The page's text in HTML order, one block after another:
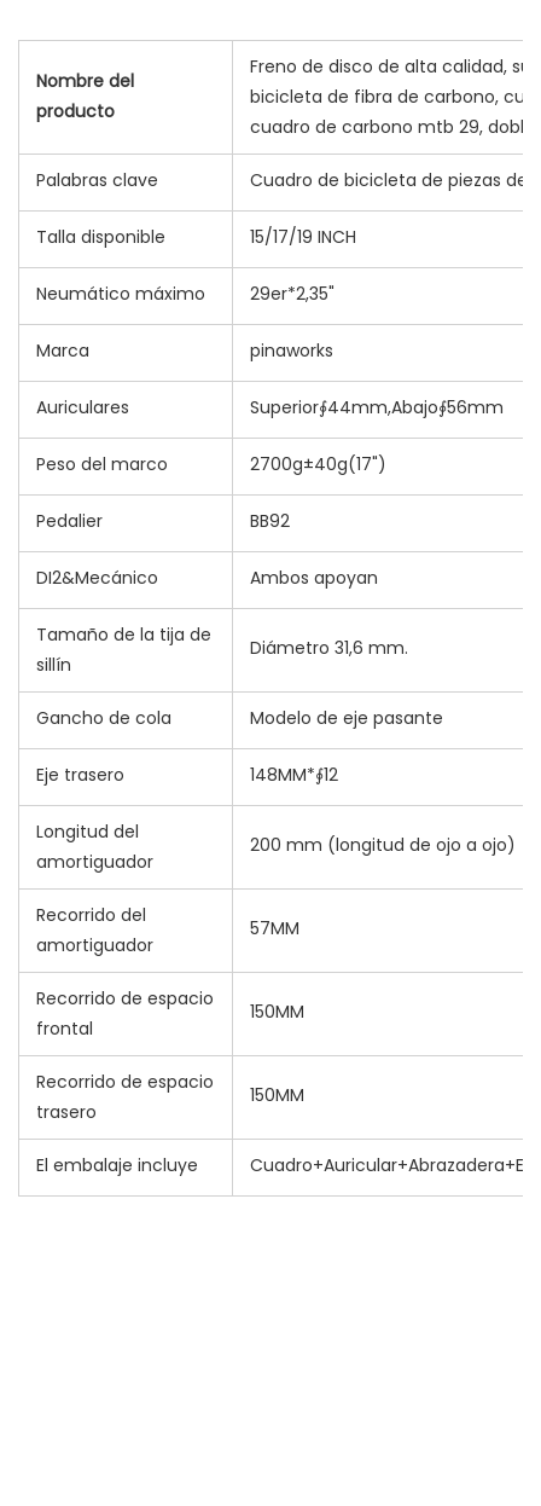
Nombre del
producto
Freno de disco de alta calidad,
bicicleta de fibra de carbono,
cuadro de carbono mtb 29, doble
Palabras clave Cuadro de bicicleta de piezas de
Talla disponible 15/17/19 INCH
Neumático máximo 29er*2,35"
Marca pinaworks
Auriculares Superior∮44mm,Abajo∮56mm
Peso del marco 2700g±40g(17")
Pedalier BB92
DI2&Mecánico Ambos apoyan
Tamaño de la tija de
sillín
Diámetro 31,6 mm.
Gancho de cola Modelo de eje pasante
Eje trasero 148MM*∮12
Longitud del
amortiguador
200 mm (longitud de ojo a ojo)
Recorrido del
amortiguador
57MM
Recorrido de espacio
frontal
150MM
Recorrido de espacio
trasero
150MM
El embalaje incluye